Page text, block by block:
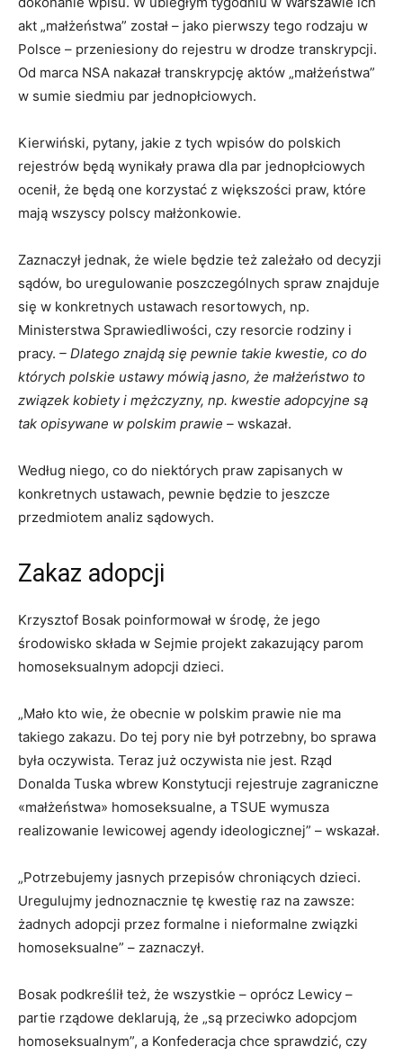
akt „małżeństwa” został – jako pierwszy tego rodzaju w
Polsce – przeniesiony do rejestru w drodze transkrypcji.
Od marca NSA nakazał transkrypcję aktów „małżeństwa”
w sumie siedmiu par jednopłciowych.
Kierwiński, pytany, jakie z tych wpisów do polskich
rejestrów będą wynikały prawa dla par jednopłciowych
ocenił, że będą one korzystać z większości praw, które
mają wszyscy polscy małżonkowie.
Zaznaczył jednak, że wiele będzie też zależało od decyzji
sądów, bo uregulowanie poszczególnych spraw znajduje
się w konkretnych ustawach resortowych, np.
Ministerstwa Sprawiedliwości, czy resorcie rodziny i
pracy. – Dlatego znajdą się pewnie takie kwestie, co do
których polskie ustawy mówią jasno, że małżeństwo to
związek kobiety i mężczyzny, np. kwestie adopcyjne są
tak opisywane w polskim prawie – wskazał.
Według niego, co do niektórych praw zapisanych w
konkretnych ustawach, pewnie będzie to jeszcze
przedmiotem analiz sądowych.
Zakaz adopcji
Krzysztof Bosak poinformował w środę, że jego
środowisko składa w Sejmie projekt zakazujący parom
homoseksualnym adopcji dzieci.
„Mało kto wie, że obecnie w polskim prawie nie ma
takiego zakazu. Do tej pory nie był potrzebny, bo sprawa
była oczywista. Teraz już oczywista nie jest. Rząd
Donalda Tuska wbrew Konstytucji rejestruje zagraniczne
«małżeństwa» homoseksualne, a TSUE wymusza
realizowanie lewicowej agendy ideologicznej” – wskazał.
„Potrzebujemy jasnych przepisów chroniących dzieci.
Uregulujmy jednoznacznie tę kwestię raz na zawsze:
żadnych adopcji przez formalne i nieformalne związki
homoseksualne” – zaznaczył.
Bosak podkreślił też, że wszystkie – oprócz Lewicy –
partie rządowe deklarują, że „są przeciwko adopcjom
homoseksualnym”, a Konfederacja chce sprawdzić, czy